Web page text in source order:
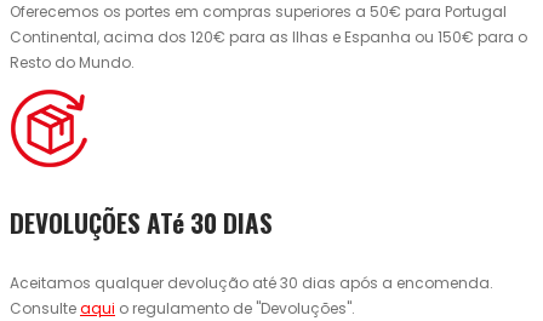
Oferecemos os portes em compras superiores a 50€ para Portugal
Continental, acima dos 120€ para as Ilhas e Espanha ou 150€ para o
Resto do Mundo.
DEVOLUÇÕES ATé 30 DIAS
Aceitamos qualquer devolução até 30 dias após a encomenda.
Consulteaqui o regulamento de "Devoluções".